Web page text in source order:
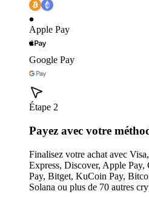
Apple Pay
Google Pay
Étape 2
Payez avec votre
Finalisez votre achat avec
Express, Discover, Apple
Pay, Bitget, KuCoin Pay,
Solana ou plus de 70 autres